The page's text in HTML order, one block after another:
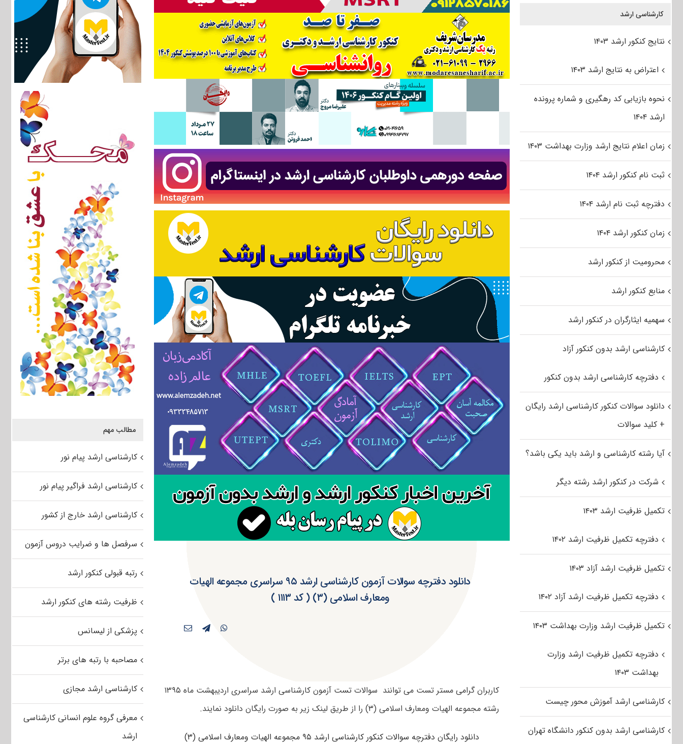
دانلود دفترچه سوالات آزمون کارشناسی ارشد ۹۵ سراسری مجموعه الهیات
ومعارف اسلامی (۳) ( کد ۱۱۱۳ )
کاربران گرامی مستر تست می توانند سوالات تست آزمون کارشناسی ارشد سراسری اردیبهشت ماه ۱۳۹۵
رشته مجموعه الهیات ومعارف اسلامی (۳) را از طریق لینک زیر به صورت رایگان دانلود نمایند.
دانلود رایگان دفترچه سوالات کنکور کارشناسی ارشد ۹۵ مجموعه الهیات ومعارف اسلامی (۳)
مطالب مهم
کارشناسی ارشد پیام نور
کارشناسی ارشد فراگیر پیام نور
کارشناسی ارشد خارج از کشور
سرفصل ها و ضرایب دروس آزمون
رتبه قبولی کنکور ارشد
ظرفیت رشته های کنکور ارشد
پزشکی از لیسانس
مصاحبه با رتبه های برتر
کارشناسی ارشد مجازی
معرفی گروه علوم انسانی کارشناسی
ارشد
کارشناسی ارشد
نتایج کنکور ارشد ۱۴۰۳
اعتراض به نتایج ارشد ۱۴۰۳
نحوه بازیابی کد رهگیری و شماره پرونده
ارشد ۱۴۰۴
زمان اعلام نتایج ارشد وزارت بهداشت ۱۴۰۳
ثبت نام کنکور ارشد ۱۴۰۴
دفترچه ثبت نام ارشد ۱۴۰۴
زمان کنکور ارشد ۱۴۰۴
محرومیت از کنکور ارشد
منابع کنکور ارشد
سهمیه ایثارگران در کنکور ارشد
کارشناسی ارشد بدون کنکور آزاد
دفترچه کارشناسی ارشد بدون کنکور
دانلود سوالات کنکور کارشناسی ارشد رایگان
+ کلید سوالات
آیا رشته کارشناسی و ارشد باید یکی باشد؟
شرکت در کنکور ارشد رشته دیگر
تکمیل ظرفیت ارشد ۱۴۰۳
دفترچه تکمیل ظرفیت ارشد ۱۴۰۲
تکمیل ظرفیت ارشد آزاد ۱۴۰۳
دفترچه تکمیل ظرفیت ارشد آزاد ۱۴۰۲
تکمیل ظرفیت ارشد وزارت بهداشت ۱۴۰۳
دفترچه تکمیل ظرفیت ارشد وزارت
بهداشت ۱۴۰۳
کارشناسی ارشد آموزش محور چیست
کارشناسی ارشد بدون کنکور دانشگاه تهران